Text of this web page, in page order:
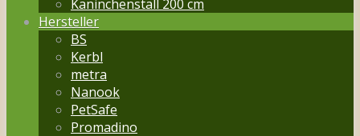
Kaninchenstall 200 cm
Hersteller
BS
Kerbl
metra
Nanook
PetSafe
Promadino